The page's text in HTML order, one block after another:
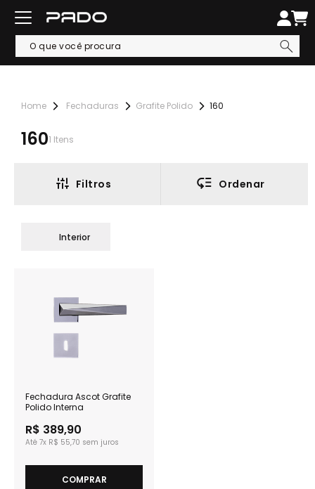
Fechaduras Grafite Polido 160
1601 Itens
Filtros Ordenar
Interior
Fechadura Ascot Grafite
Polido Interna
R$ 389,90
7x R$ 55,70
COMPRAR